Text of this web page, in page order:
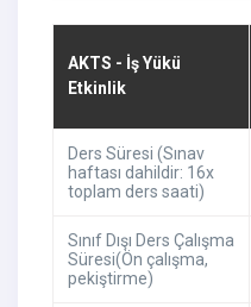
AKTS - İş Yükü
Etkinlik
Ders Süresi (Sınav
haftası dahildir: 16x
toplam ders saati)
Sınıf Dışı Ders Çalışma
Süresi(Ön çalışma,
pekiştirme)